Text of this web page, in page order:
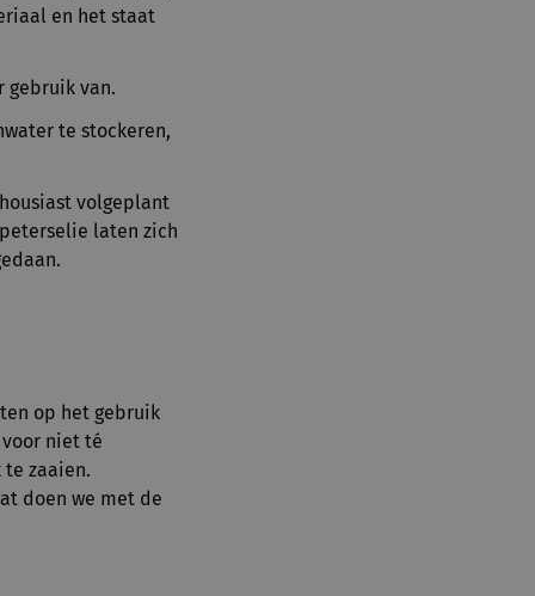
en het staat
gebruik van.
te stockeren,
volgeplant
laten zich
op het gebruik
voor niet té
zaaien.
doen we met de